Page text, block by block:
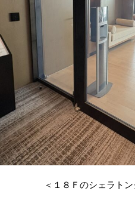
＜１８Ｆのシェラトン